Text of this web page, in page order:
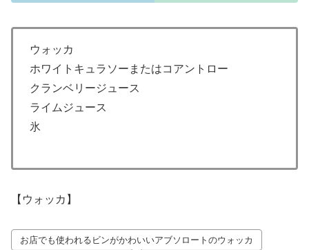
ウォッカ
ホワイトキュラソーまたはコアントロー
クランベリージュース
ライムジュース
氷
【ウォッカ】
お店でも使われるビンがかわいいアブソロートのウォッカ